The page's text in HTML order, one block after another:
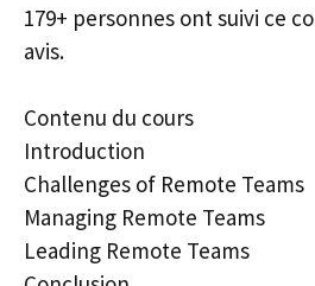
179+ personnes ont suivi ce
avis.
Contenu du cours
Introduction
Challenges of Remote Teams
Managing Remote Teams
Leading Remote Teams